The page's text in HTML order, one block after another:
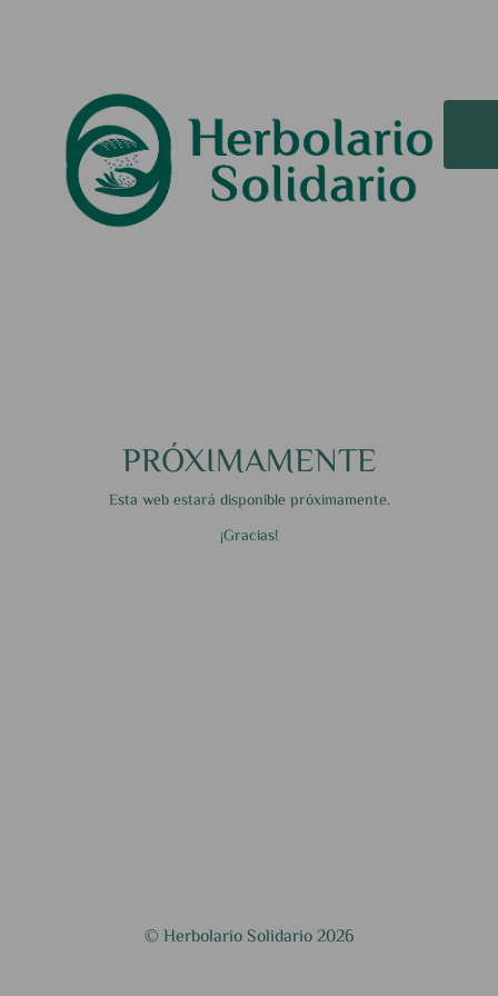
PRÓXIMAMENTE
Esta web estará disponible próximamente.
¡Gracias!
© Herbolario Solidario 2026